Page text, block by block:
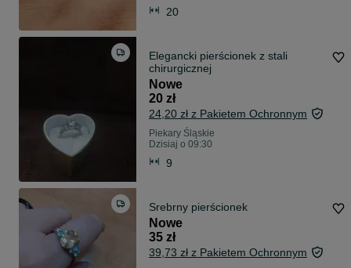
20
Elegancki pierścionek z stali
chirurgicznej
Nowe
20 zł
24,20 zł z Pakietem Ochronnym
Piekary Śląskie
Dzisiaj o 09:30
9
Srebrny pierścionek
Nowe
35 zł
39,73 zł z Pakietem Ochronnym